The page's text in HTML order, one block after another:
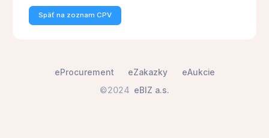
Späť na zoznam CPV
©2024 eBIZ a.s.
eProcurement eZakazky eAukcie